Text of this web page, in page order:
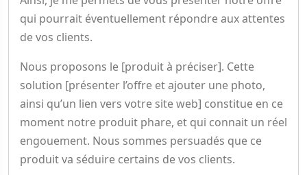
qui pourrait éventuellement répondre aux attentes
de vos clients.
Nous proposons le [produit à préciser]. Cette
solution [présenter l’offre et ajouter une photo,
ainsi qu’un lien vers votre site web] constitue en ce
moment notre produit phare, et qui connait un réel
engouement. Nous sommes persuadés que ce
produit va séduire certains de vos clients.